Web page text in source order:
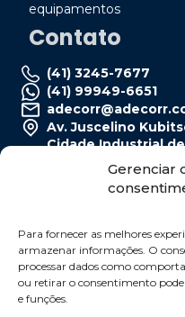
Gerenciar
Para fornecer as melhores
armazenar informações. O
processar dados como
ou retirar o consentimento
e funções.
equipamentos
Contato
(41) 3245-7677
(41) 99949-6651
Av. Juscelino
Cidade Industrial
81250-160
PARCEIROS: